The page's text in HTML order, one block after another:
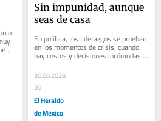
Sin impunidad, aunque
seas de casa
En política, los liderazgos se prueban
en los momentos de crisis, cuando
hay costos y decisiones incómodas
que tomar. Lo ocurrido con Víctor...
30.06.2026
30
El Heraldo
de México